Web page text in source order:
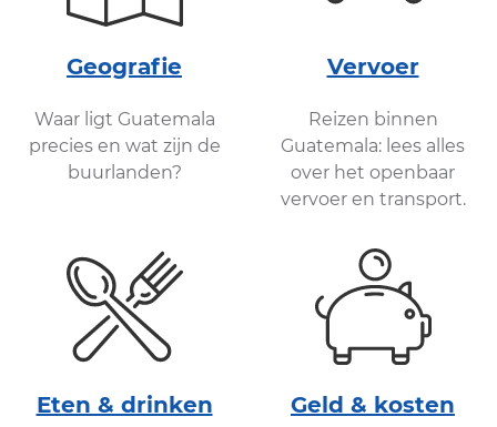
Geografie
Waar ligt Guatemala
precies en wat zijn de
buurlanden?
Vervoer
Reizen binnen
Guatemala: lees alles
over het openbaar
vervoer en transport.
Eten & drinken Geld & kosten